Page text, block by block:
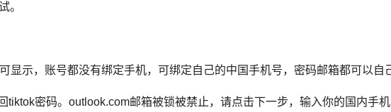
。
示，账号都没有绑定手机，可绑定自己的中国手机号，密码邮箱都可以自
tiktok密码。 outlook.com邮箱被锁被禁止，请点击下一步，输入你的国内手机